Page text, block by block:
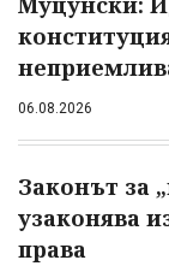
06.08.2026
Законът за
узаконява
права